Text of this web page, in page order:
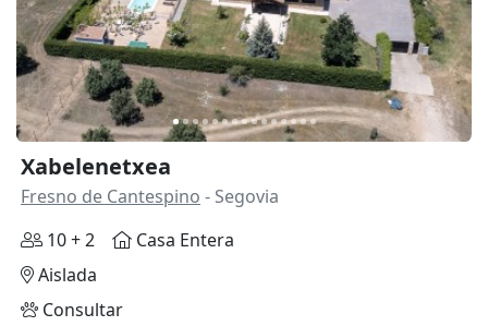
Xabelenetxea
Fresno de Cantespino - Segovia
10 + 2
Casa Entera
Aislada
Consultar